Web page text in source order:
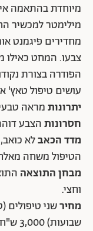
מיוחדת בהתאמה
מילימטר למכשיר
מחדירים פיגמנט
צבעו. המחט כאילו
הפודרה בצורת
עושים טיפול טאץ'
יתרונותמראה
חסרונותהצבע
מדד הכאבלא
הטיפול משחה
מבחן התוצאה
וחצי.
מחירשני טיפולים
שבועות) 3,000 ש"ח. טיפול כעבור שנה יעלה 1,500 ש"ח.